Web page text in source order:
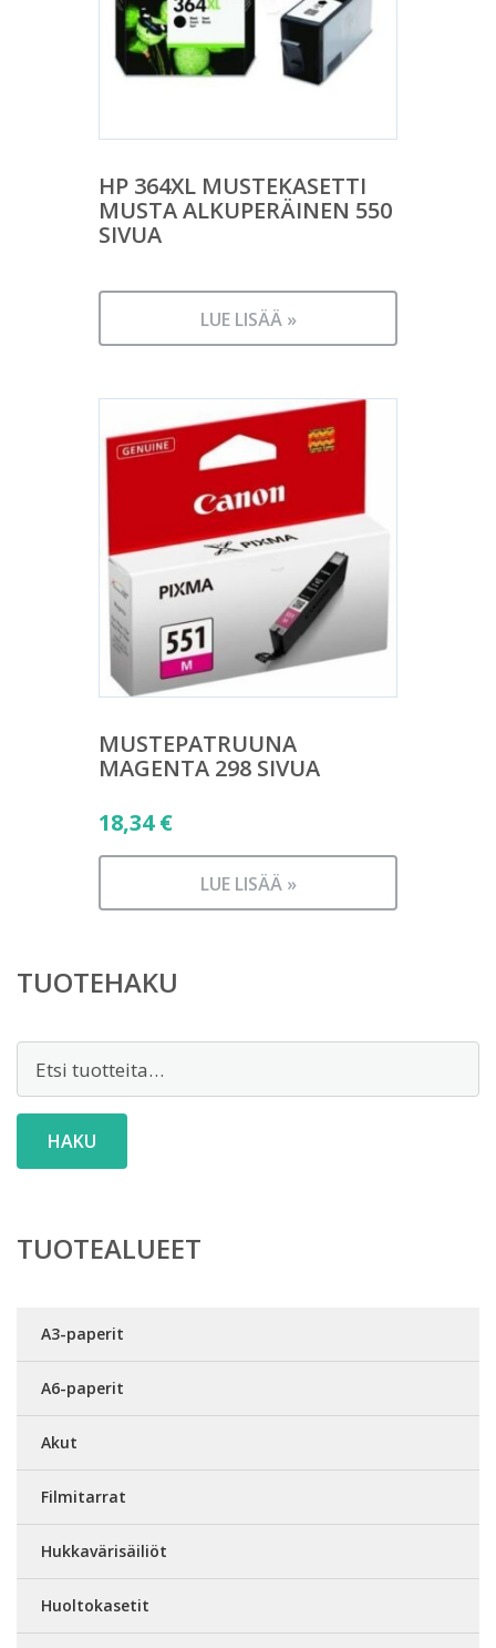
HP 364XL MUSTEKASETTI
MUSTA ALKUPERÄINEN 550
SIVUA
LUE LISÄÄ »
MUSTEPATRUUNA
MAGENTA 298 SIVUA
18,34€
LUE LISÄÄ »
TUOTEHAKU
HAKU
TUOTEALUEET
A3-paperit
A6-paperit
Akut
Filmitarrat
Hukkavärisäiliöt
Huoltokasetit